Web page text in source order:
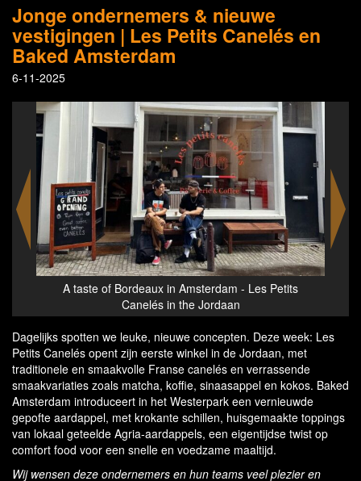
Jonge ondernemers & nieuwe
vestigingen | Les Petits Canelés en
Baked Amsterdam
6-11-2025
A taste of Bordeaux in Amsterdam - Les Petits
Canelés in the Jordaan
Dagelijks spotten we leuke, nieuwe concepten. Deze week: Les
Petits Canelés opent zijn eerste winkel in de Jordaan, met
traditionele en smaakvolle Franse canelés en verrassende
smaakvariaties zoals matcha, koffie, sinaasappel en kokos. Baked
Amsterdam introduceert in het Westerpark een vernieuwde
gepofte aardappel, met krokante schillen, huisgemaakte toppings
van lokaal geteelde Agria-aardappels, een eigentijdse twist op
comfort food voor een snelle en voedzame maaltijd.
Wij wensen deze ondernemers en hun teams veel plezier en